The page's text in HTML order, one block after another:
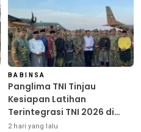
BABINSA
Panglima TNI Tinjau
Kesiapan Latihan
Terintegrasi TNI 2026 di
Dabo Singkep
2 hari yang lalu